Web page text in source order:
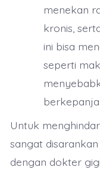
menekan
kronis,
ini bisa
seperti
Untuk
sangat
dengan dokter